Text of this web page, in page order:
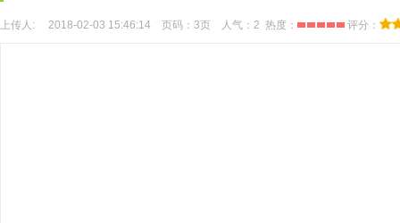
上传人: 2018-02-03 15:46:14 页码： 3页 人气： 2 热度： 评分：